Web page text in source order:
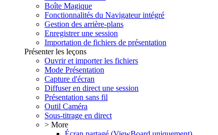
Boîte Magique
Fonctionnalités du Navigateur intégré
Gestion des arrière-plans
Enregistrer une session
Importation de fichiers de présentation
Présenter les leçons
Ouvrir et importer les fichiers
Mode Présentation
Capture d'écran
Diffuser en direct une session
Présentation sans fil
Outil Caméra
Sous-titrage en direct
> More